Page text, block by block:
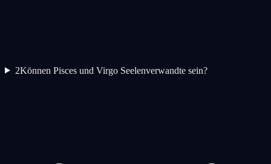
2Können Pisces und Virgo Seelenverwandte sein?